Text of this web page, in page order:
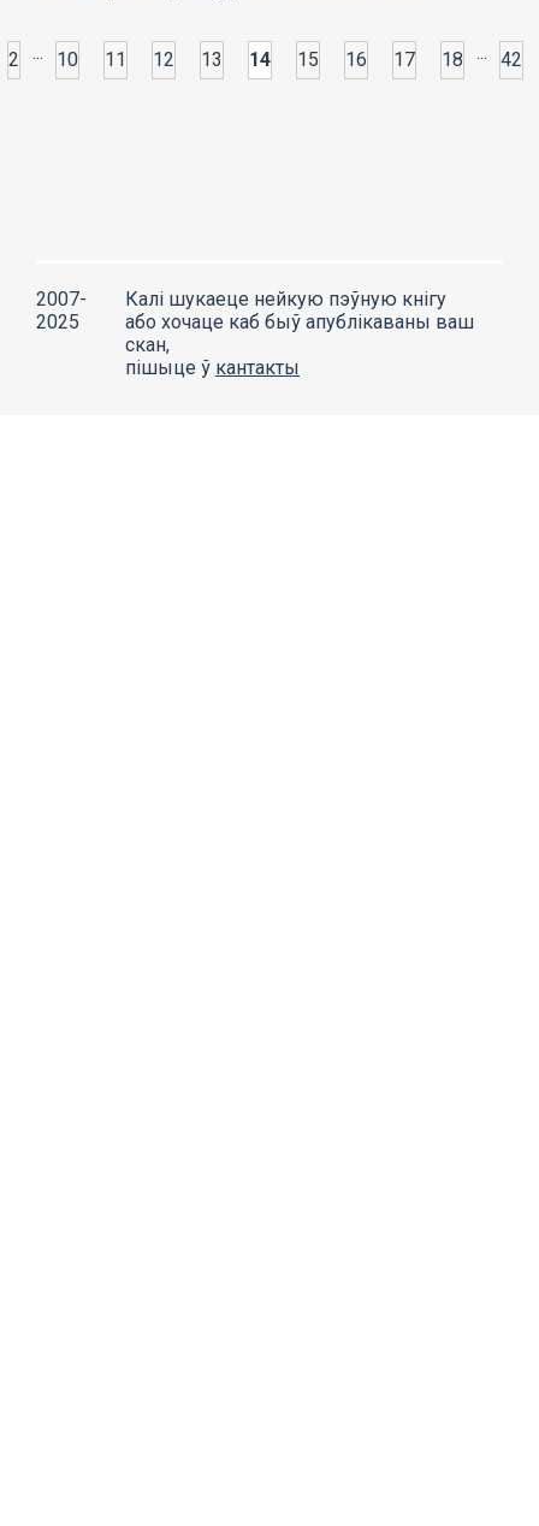
2 ... 10 11 12 13 14 15 16 17 18 ... 42
2007-
2025
Калі шукаеце нейкую пэўную кнігу
або хочаце каб быў апублікаваны ваш
скан,
пішыце ў кантакты